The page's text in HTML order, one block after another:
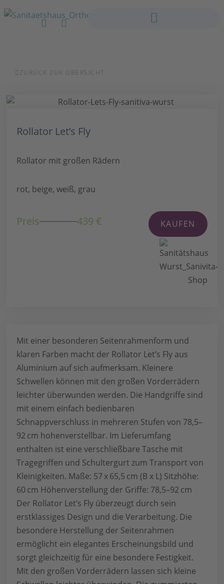
ZURÜCK ZUR ÜBERSICHT
Rollator Let’s Fly
Rollator mit großen Rädern
rot, beige, weiß, grau
Preis 439 € KAUFEN
Mit einer besonderen Seitenrahmenform und
klaren Farben macht der Rollator Let’s Fly aus
Aluminium auf sich aufmerksam. Kleinere
Schwellen können mit den großen Vorderrädern
leichter überwunden werden. Die Handgriffe sind
mit einem einfach bedienbaren
Schnappverschluss in mehreren Stufen von 78,5–
92 cm hohenverstellbar. Im Lieferumfang
enthalten ist eine verschließbare Tasche mit
Tragegriffen und Schultergurt zum Transport von
Kleinigkeiten. Maße: 57 x 65,5 cm (B x L) Sitzhöhe:
60 cm Höhenverstellung der Griffe: 78,5–92 cm
Der Rollator Let’s Fly überzeugt durch sein
erstklassiges Design und die Verarbeitung. Die
besondere Herstellung der Seitenrahmen
ermöglicht ein elegantes Erscheinungsbild und
sorgt gleichzeitig für eine besondere Festigkeit.
Mit den großen Vorderrädern lassen sich kleine